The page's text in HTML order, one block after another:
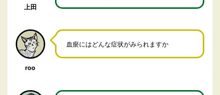
上田
roo
血瘀にはどんな症状がみられますか